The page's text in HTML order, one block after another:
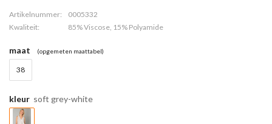
Artikelnummer:
0005332
Kwaliteit:
85% Viscose, 15% Polyamide
maat (opgemeten maattabel)
38
kleur soft grey-white